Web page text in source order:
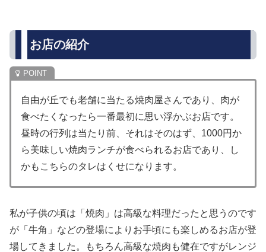
お店の紹介
自由が丘でも老舗に当たる焼肉屋さんであり、肉が
食べたくなったら一番最初に思い浮かぶお店です。
昼時の行列は当たり前、それはそのはず、1000円か
ら美味しい焼肉ランチが食べられるお店であり、し
かもこちらのタレはくせになります。
私が子供の頃は「焼肉」は高級な料理だったと思うのです
が「牛角」などの登場によりお手頃にも楽しめるお店が登
場してきました。もちろん高級な焼肉も健在ですがレンジ